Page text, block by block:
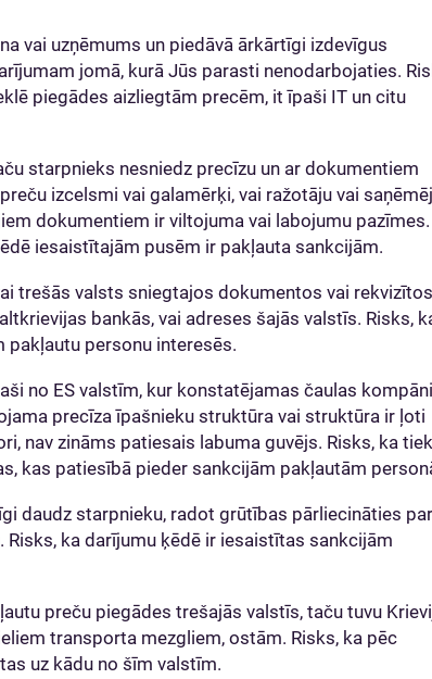
vai uzņēmums un piedāvā ārkārtīgi izdevīgus
jomā, kurā Jūs parasti nenodarbojaties.
piegādes aizliegtām precēm, it īpaši IT un citu
starpnieks nesniedz precīzu un ar dokumentiem
izcelsmi vai galamērķi, vai ražotāju vai
dokumentiem ir viltojuma vai labojumu pazīmes.
iesaistītajām pusēm ir pakļauta sankcijām.
trešās valsts sniegtajos dokumentos vai rekvizītos
bankās, vai adreses šajās valstīs. Risks,
personu interesēs.
no ES valstīm, kur konstatējamas čaulas
precīza īpašnieku struktūra vai struktūra ir ļoti
nav zināms patiesais labuma guvējs. Risks, ka tiek
kas patiesībā pieder sankcijām pakļautām
daudz starpnieku, radot grūtības pārliecināties par
Risks, ka darījumu ķēdē ir iesaistītas sankcijām
preču piegādes trešajās valstīs, taču tuvu
transporta mezgliem, ostām. Risks, ka pēc
uz kādu no šīm valstīm.